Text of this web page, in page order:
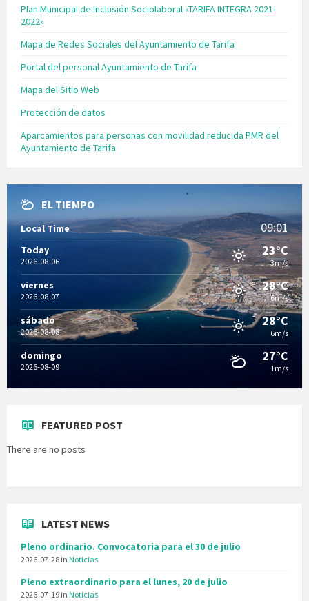
Plan Municipal de Inclusión Sociolaboral «TARIFA INTEGRA 2021-
2022»
Mapa de Redes Sociales del Ayuntamiento de Tarifa
Portal del personal Ayuntamiento de Tarifa
Mapa del Sitio Web
Protección de datos
Aparcamientos para personas con movilidad reducida PMR del
Ayuntamiento de Tarifa
EL TIEMPO
Local Time 09:01
Today
2026-08-06
23°C
3m/s
viernes
2026-08-07
28°C
6m/s
sábado
2026-08-08
28°C
6m/s
domingo
2026-08-09
27°C
1m/s
FEATURED POST
There are no posts
LATEST NEWS
Pleno ordinario. Convocatoria para el 30 de julio
2026-07-28 in Noticias
Pleno extraordinario para el lunes, 20 de julio
2026-07-19 in Noticias